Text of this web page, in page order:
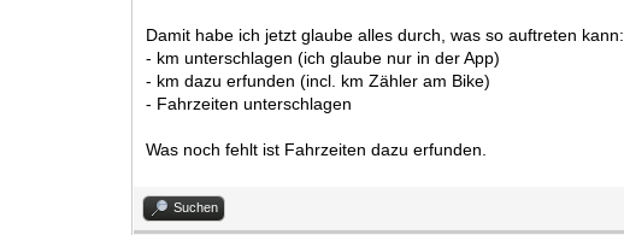
Damit habe ich jetzt glaube alles durch, was so auftreten kann:
- km unterschlagen (ich glaube nur in der App)
- km dazu erfunden (incl. km Zähler am Bike)
- Fahrzeiten unterschlagen
Was noch fehlt ist Fahrzeiten dazu erfunden.
Suchen